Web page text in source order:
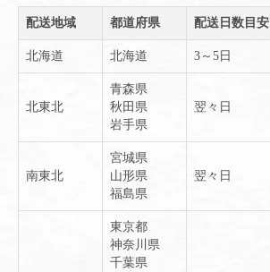
配送地域 都道府県 配送日数目安
北海道 北海道 3～5日
北東北
青森県
秋田県
岩手県
翌々日
南東北
宮城県
山形県
福島県
翌々日
東京都
神奈川県
千葉県